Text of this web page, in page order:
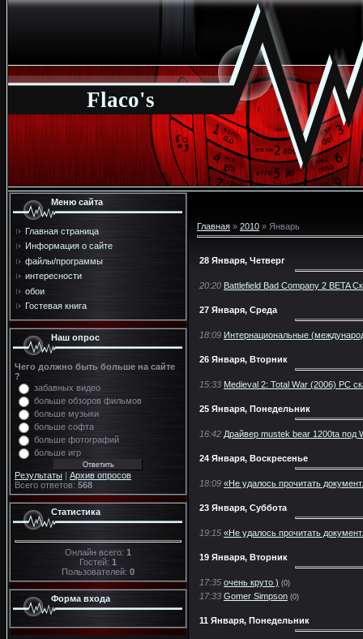
Flaco's
Меню сайта
Главная страница
Информация о сайте
файлы/программы
интересности
обои
Гостевая книга
Наш опрос
Чего должно быть больше на сайте
?
забавных видео
больше обзоров фильмов
больше музыки
больше софта
больше фотографий
больше игр
Результаты | Архив опросов
Всего ответов: 568
Статистика
Онлайн всего: 1
Гостей: 1
Пользователей: 0
Форма входа
Главная » 2010 » Январь
28 Января, Четверг
20:20 Battlefield Bad Company 2 BETA
27 Января, Среда
18:09 Интернациональные
26 Января, Вторник
15:33 Medieval 2: Total War (2006) PC
25 Января, Понедельник
16:42 Драйвер mustek bear 1200ta под
24 Января, Воскресенье
18:09 «Не удалось прочитать
23 Января, Суббота
19:15 «Не удалось прочитать
19 Января, Вторник
17:35 очень круто ) (0)
17:33 Gomer Simpson (0)
11 Января, Понедельник